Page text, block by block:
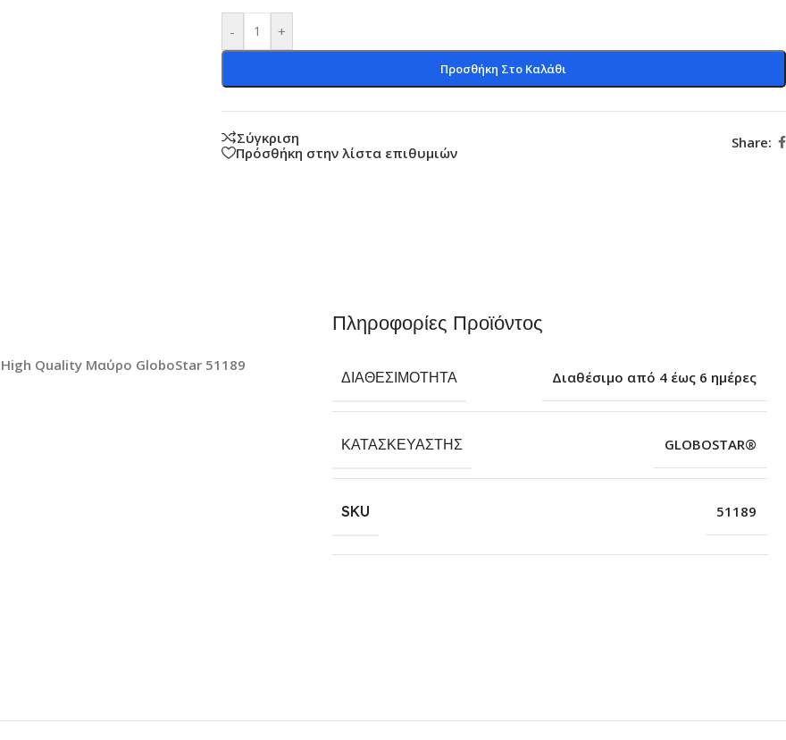
- +
Προσθήκη Στο Καλάθι
Σύγκριση
Πρόσθήκη στην λίστα επιθυμιών
Share:
High Quality Μαύρο GloboStar 51189
Πληροφορίες Προϊόντος
ΔΙΑΘΕΣΙΜΌΤΗΤΑ Διαθέσιμο από 4 έως 6 ημέρες
ΚΑΤΑΣΚΕΥΑΣΤΉΣ GLOBOSTAR®
SKU 51189